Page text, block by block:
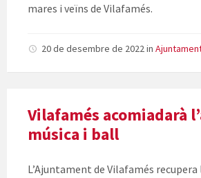
mares i veïns de Vilafamés.
20 de desembre de 2022in
Vilafamés acomiadarà
música i ball
L’Ajuntament de Vilafamés recupera